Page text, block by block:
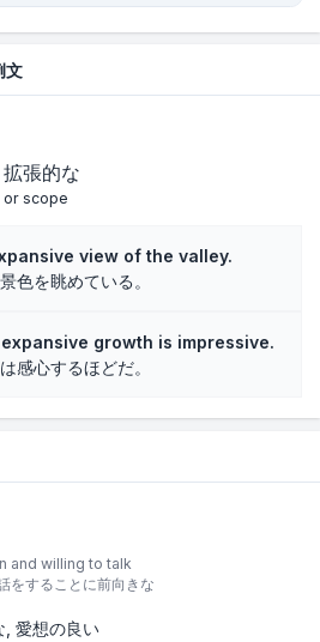
文
拡張的な
or scope
view of the valley.
色を眺めている。
growth is impressive.
感心するほどだ。
and willing to talk
をすることに前向きな
愛想の良い